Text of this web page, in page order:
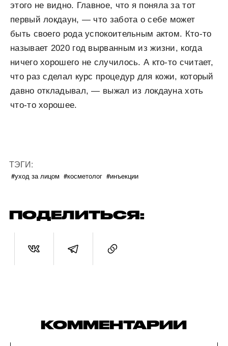
этого не видно. Главное, что я поняла за тот
первый локдаун, — что забота о себе может
быть своего рода успокоительным актом. Кто-то
называет 2020 год вырванным из жизни, когда
ничего хорошего не случилось. А кто-то считает,
что раз сделал курс процедур для кожи, который
давно откладывал, — выжал из локдауна хоть
что-то хорошее.
ТЭГИ:
#уход за лицом #косметолог #инъекции
ПОДЕЛИТЬСЯ:
КОММЕНТАРИИ